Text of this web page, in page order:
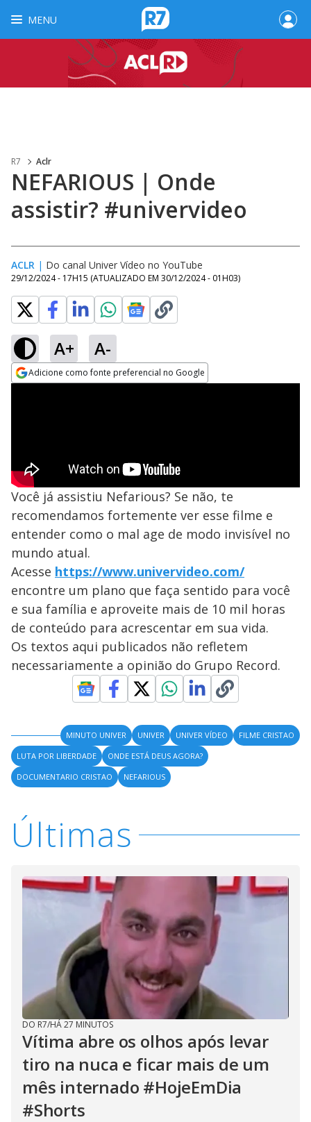
MENU
R7 Aclr
NEFARIOUS | Onde
assistir? #univervideo
ACLR | Do canal Univer Vídeo no YouTube
29/12/2024 - 17H15 (ATUALIZADO EM 30/12/2024 - 01H03)
A+ A-
Adicione como fonte preferencial no Google
Você já assistiu Nefarious? Se não, te
recomendamos fortemente ver esse filme e
entender como o mal age de modo invisível no
mundo atual.
Acesse https://www.univervideo.com/
encontre um plano que faça sentido para você
e sua família e aproveite mais de 10 mil horas
de conteúdo para acrescentar em sua vida.
Os textos aqui publicados não refletem
necessariamente a opinião do Grupo Record.
MINUTO UNIVER UNIVER UNIVER VÍDEO
FILME CRISTAO
LUTA POR LIBERDADE
ONDE ESTÁ DEUS AGORA?
DOCUMENTARIO CRISTAO
NEFARIOUS
Últimas
DO R7/HÁ 27 MINUTOS
Vítima abre os olhos após levar
tiro na nuca e ficar mais de um
mês internado #HojeEmDia
#Shorts